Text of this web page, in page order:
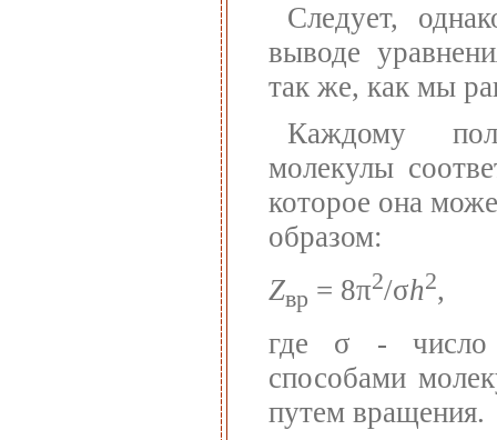
Следует,
выводе
так же, как мы
Каждому
молекулы
которое она
образом:
Zвр = 8π2/σh2,
где σ - число
способами
путем вращения.